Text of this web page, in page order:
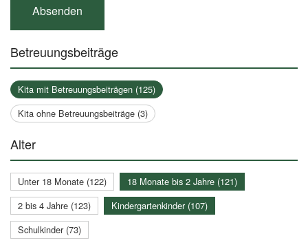
Betreuungsbeiträge
Kita mit Betreuungsbeiträgen (125)
Kita ohne Betreuungsbeiträge (3)
Alter
Unter 18 Monate (122)
18 Monate bis 2 Jahre (121)
2 bis 4 Jahre (123)
Kindergartenkinder (107)
Schulkinder (73)